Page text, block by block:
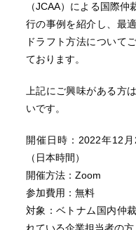
（JCAA）による国際
行の事例を紹介し、最
ドラフト方法について
ております。
上記にご興味がある方
いです。
開催日時：2022年12
（日本時間）
開催方法：Zoom
参加費用：無料
対象：ベトナム国内仲